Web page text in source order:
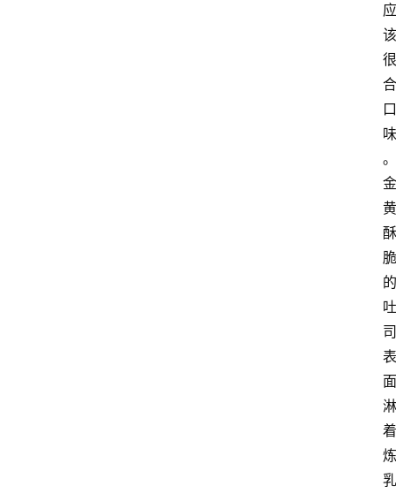
应
该
很
合
口
味
。
金
黄
酥
脆
的
吐
司
表
面
淋
着
炼
乳